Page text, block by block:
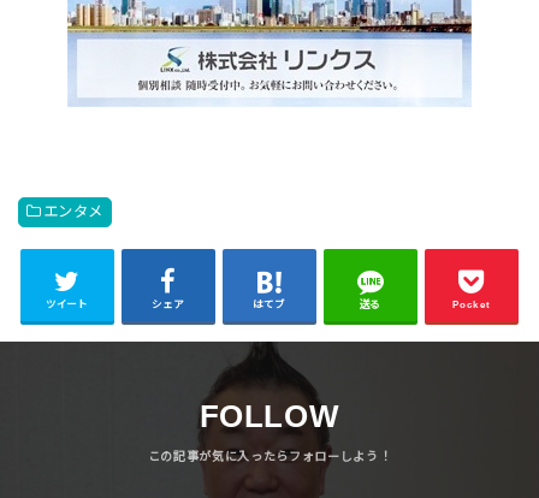
エンタメ
ツイート シェア はてブ 送る Pocket
FOLLOW